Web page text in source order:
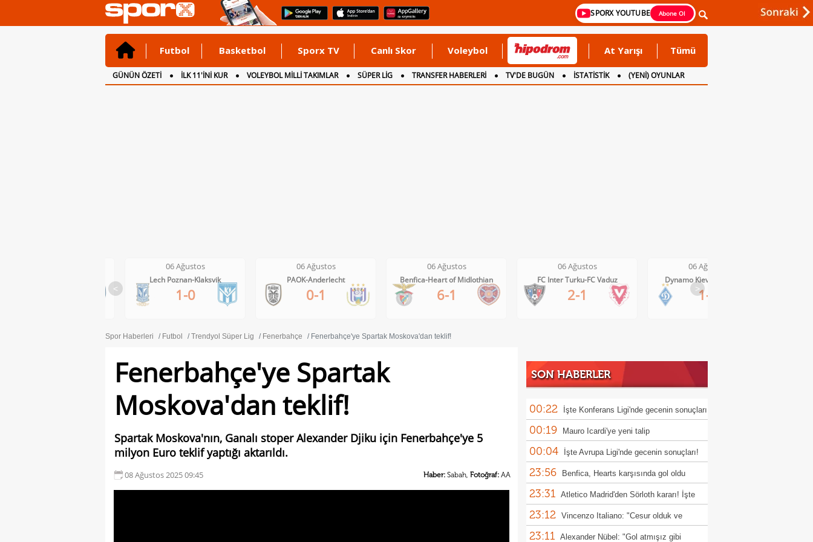
SPORX YOUTUBE Abone Ol
Futbol Basketbol Sporx TV Canlı Skor Voleybol At Yarışı Tümü
GÜNÜN ÖZETİ İLK 11'İNİ KUR VOLEYBOL MİLLİ TAKIMLAR SÜPER LİG TRANSFER HABERLERİ TV'DE BUGÜN İSTATİSTİK
(YENİ) OYUNLAR
CANLI ANLATIM
İNGİLTERE
<
06 Ağustos
Lech Poznan-Klaksvik
1-0
06 Ağustos
PAOK-Anderlecht
0-1
06 Ağustos
Benfica-Heart of Midlothian
6-1
06 Ağustos
FC Inter Turku-FC Vaduz
2-1
06 Ağustos
Dynamo Kiev-Qarabag FK
1-0
>
Spor Haberleri Futbol Trendyol Süper Lig Fenerbahçe Fenerbahçe'ye Spartak Moskova'dan teklif!
Fenerbahçe'ye Spartak
Moskova'dan teklif!
Spartak Moskova'nın, Ganalı stoper Alexander Djiku için Fenerbahçe'ye 5
milyon Euro teklif yaptığı aktarıldı.
08 Ağustos 2025 09:45 Haber: Sabah, Fotoğraf: AA
SON HABERLER
00:22 İşte Konferans Ligi'nde gecenin sonuçları
00:19 Mauro Icardi'ye yeni talip
00:04 İşte Avrupa Ligi'nde gecenin sonuçları!
23:56 Benfica, Hearts karşısında gol oldu
yağdı!
23:31 Atletico Madrid'den Sörloth kararı! İşte
istenen rakam
23:12 Vincenzo Italiano: "Cesur olduk ve
kazandık"
23:11 Alexander Nübel: "Gol atmışız gibi